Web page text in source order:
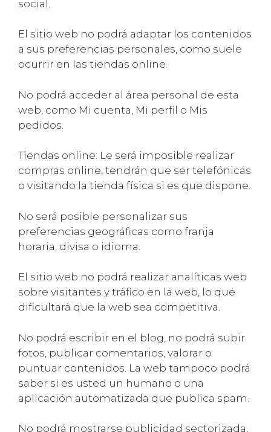
social.
El sitio web no podrá adaptar los contenidos
a sus preferencias personales, como suele
ocurrir en las tiendas online.
No podrá acceder al área personal de esta
web, como Mi cuenta, Mi perfil o Mis
pedidos.
Tiendas online: Le será imposible realizar
compras online, tendrán que ser telefónicas
o visitando la tienda física si es que dispone.
No será posible personalizar sus
preferencias geográficas como franja
horaria, divisa o idioma.
El sitio web no podrá realizar analíticas web
sobre visitantes y tráfico en la web, lo que
dificultará que la web sea competitiva.
No podrá escribir en el blog, no podrá subir
fotos, publicar comentarios, valorar o
puntuar contenidos. La web tampoco podrá
saber si es usted un humano o una
aplicación automatizada que publica spam.
No podrá mostrarse publicidad sectorizada,